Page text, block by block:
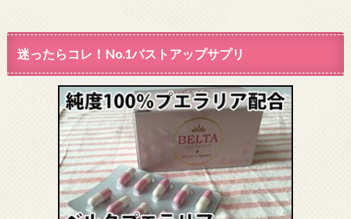
迷ったらコレ！No.1バストアップサプリ